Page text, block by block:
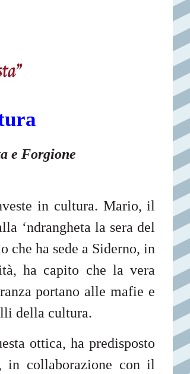
e Forgione
in cultura. Mario, il
‘ndrangheta la sera del
che ha sede a Siderno, in
ha capito che la vera
portano alle mafie e
della cultura.
ottica, ha predisposto
in collaborazione con il